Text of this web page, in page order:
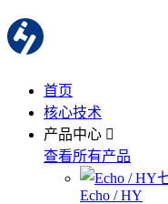
首页
核心技术
产品中心
查看所有产品
Echo / HY